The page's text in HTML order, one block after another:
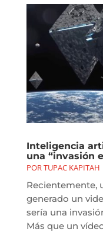
Inteligencia
una “invasión
PORTUPAC KAPITAH
Recientemente,
generado un
sería una
Más que un